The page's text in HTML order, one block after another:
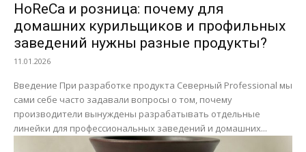
HoReCa и розница: почему для
домашних курильщиков и профильных
заведений нужны разные продукты?
11.01.2026
Введение При разработке продукта Северный Professional мы
сами себе часто задавали вопросы о том, почему
производители вынуждены разрабатывать отдельные
линейки для профессиональных заведений и домашних...